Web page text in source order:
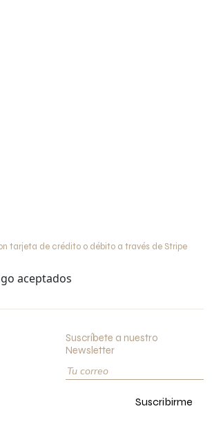
tarjeta de crédito o débito a través de Stripe
Suscríbete a nuestro
Newsletter
Suscribirme